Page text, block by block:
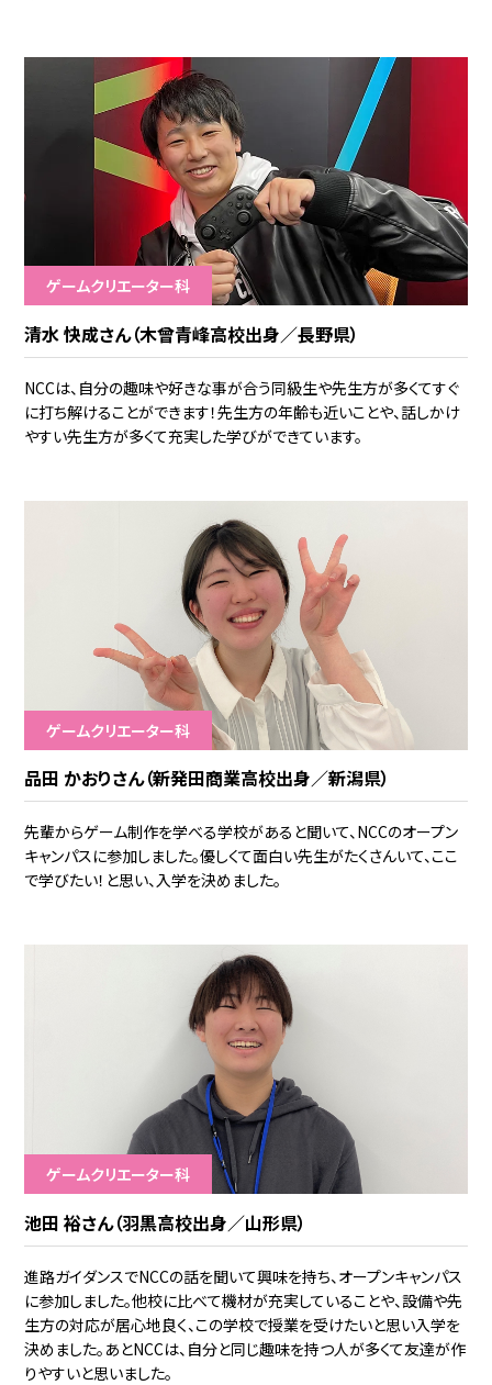
ゲームクリエーター科
清水 快成さん（木曾青峰高校出身／長野県）
NCCは、自分の趣味や好きな事が合う同級生や先生方が多くてすぐ
に打ち解けることができます！先生方の年齢も近いことや、話しかけ
やすい先生方が多くて充実した学びができています。
ゲームクリエーター科
品田 かおりさん（新発田商業高校出身／新潟県）
先輩からゲーム制作を学べる学校があると聞いて、NCCのオープン
キャンパスに参加しました。優しくて面白い先生がたくさんいて、ここ
で学びたい！と思い、入学を決めました。
ゲームクリエーター科
池田 裕さん（羽黒高校出身／山形県）
進路ガイダンスでNCCの話を聞いて興味を持ち、オープンキャンパス
に参加しました。他校に比べて機材が充実していることや、設備や先
生方の対応が居心地良く、この学校で授業を受けたいと思い入学を
決めました。あとNCCは、自分と同じ趣味を持つ人が多くて友達が作
りやすいと思いました。